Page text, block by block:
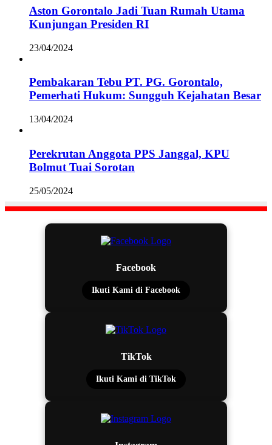
Aston Gorontalo Jadi Tuan Rumah Utama
Kunjungan Presiden RI
23/04/2024
Pembakaran Tebu PT. PG. Gorontalo,
Pemerhati Hukum: Sungguh Kejahatan Besar
13/04/2024
Perekrutan Anggota PPS Janggal, KPU
Bolmut Tuai Sorotan
25/05/2024
Facebook
Ikuti Kami di Facebook
TikTok
Ikuti Kami di TikTok